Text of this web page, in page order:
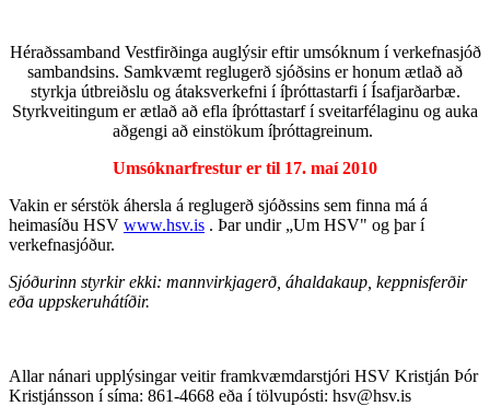
Héraðssamband Vestfirðinga auglýsir eftir umsóknum í verkefnasjóð
sambandsins. Samkvæmt reglugerð sjóðsins er honum ætlað að
styrkja útbreiðslu og átaksverkefni í íþróttastarfi í Ísafjarðarbæ.
Styrkveitingum er ætlað að efla íþróttastarf í sveitarfélaginu og auka
aðgengi að einstökum íþróttagreinum.
Umsóknarfrestur er til 17. maí 2010
Vakin er sérstök áhersla á reglugerð sjóðssins sem finna má á
heimasíðu HSV www.hsv.is . Þar undir „Um HSV" og þar í
verkefnasjóður.
Sjóðurinn styrkir ekki: mannvirkjagerð, áhaldakaup, keppnisferðir
eða uppskeruhátíðir.
Allar nánari upplýsingar veitir framkvæmdarstjóri HSV Kristján Þór
Kristjánsson í síma: 861-4668 eða í tölvupósti: hsv@hsv.is